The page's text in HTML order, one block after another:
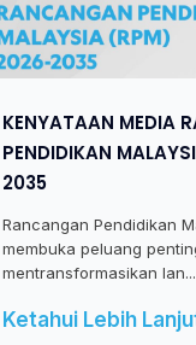
KENYATAAN MEDIA
PENDIDIKAN
2035
Rancangan Pendidikan
membuka peluang
mentransformasikan lan...
Ketahui Lebih